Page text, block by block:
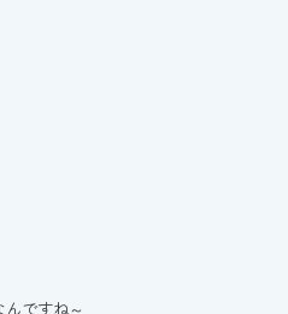
ですね～